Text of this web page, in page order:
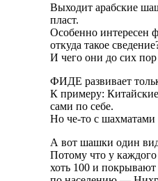
Выходит арабские
пласт.
Особенно интересен
откуда такое
И чего они до сих
ФИДЕ развивает
К примеру:
сами по себе.
Но че-то с
А вот шашки один вид
Потому что у
хоть 100 и